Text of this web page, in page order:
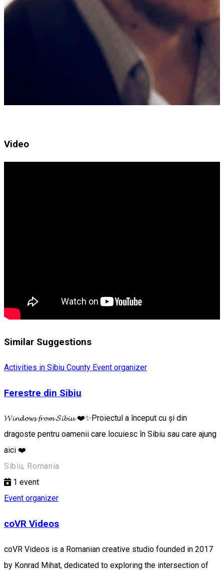
Video
Similar Suggestions
Activities in Sibiu County Event organizer
Ferestre din Sibiu
𝓦𝓲𝓷𝓭𝓸𝔀𝓼 𝓯𝓻𝓸𝓶 𝓢𝓲𝓫𝓲𝓾 ❤️✨Proiectul a început cu și din
dragoste pentru oamenii care locuiesc în Sibiu sau care ajung
aici ❤️
Sibiu, Romania
1 event
Event organizer
coVR Videos
coVR Videos is a Romanian creative studio founded in 2017
by Konrad Mihat, dedicated to exploring the intersection of